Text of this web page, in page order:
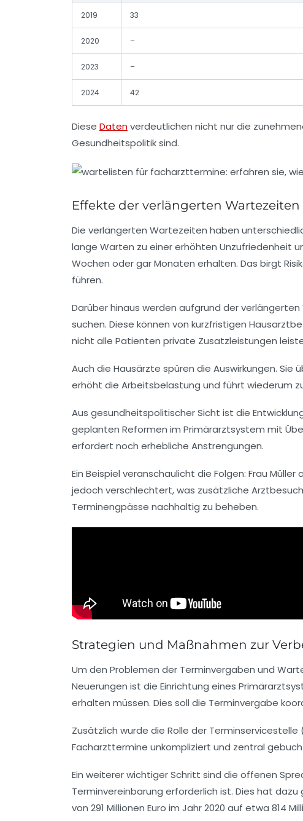
2019 33
2020 –
2023 –
2024 42
Diese Datenverdeutlichen nicht nur die
Gesundheitspolitik sind.
Effekte der verlängerten
Die verlängerten Wartezeiten haben
lange Warten zu einer erhöhten Unzufriedenheit
Wochen oder gar Monaten erhalten. Das birgt
führen.
Darüber hinaus werden aufgrund der
suchen. Diese können von kurzfristigen
nicht alle Patienten private Zusatzleistungen
Auch die Hausärzte spüren die Auswirkungen.
erhöht die Arbeitsbelastung und führt wiederum
Aus gesundheitspolitischer Sicht ist die
geplanten Reformen im Primärarztsystem mit
erfordert noch erhebliche Anstrengungen.
Ein Beispiel veranschaulicht die Folgen: Frau
jedoch verschlechtert, was zusätzliche
Terminengpässe nachhaltig zu beheben.
Strategien und Maßnahmen zur
Um den Problemen der Terminvergaben und
Neuerungen ist die Einrichtung eines
erhalten müssen. Dies soll die Terminvergabe
Zusätzlich wurde die Rolle der
Facharzttermine unkompliziert und zentral
Ein weiterer wichtiger Schritt sind die offenen
Terminvereinbarung erforderlich ist. Dies hat
von 291 Millionen Euro im Jahr 2020 auf etwa 814